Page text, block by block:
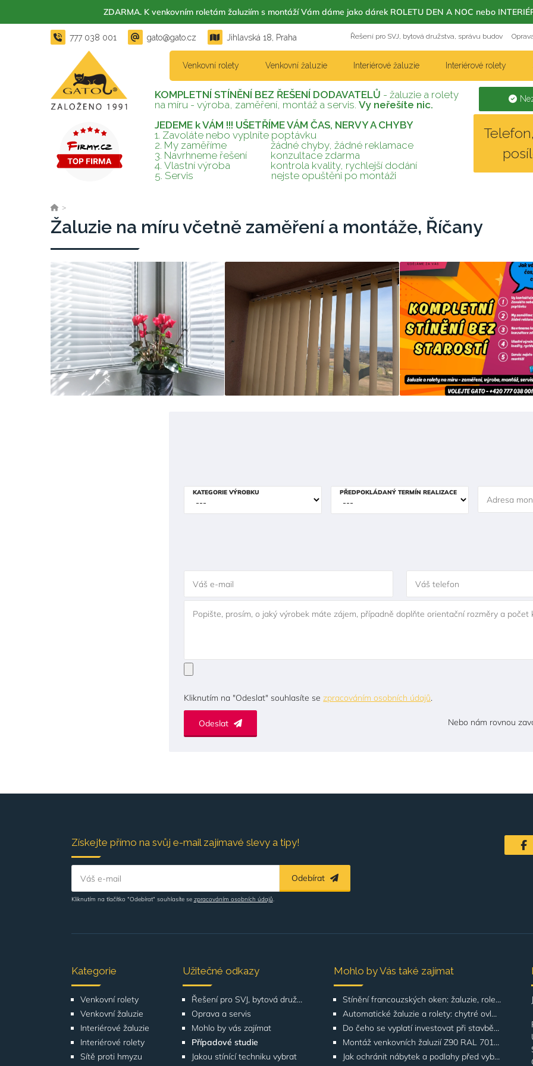
777 038 001 gato@gato.cz Jihlavská 18, Praha Řešení pro SVJ, bytová družstva, správu budov
Venkovní rolety Venkovní žaluzie Interiérové žaluzie Interiérové rolety
KOMPLETNÍ STÍNĚNÍ BEZ ŘEŠENÍ DODAVATELŮ - žaluzie a rolety
na míru - výroba, zaměření, montáž a servis. Vy neřešíte nic.
JEDEME k VÁM !!! UŠETŘÍME VÁM ČAS, NERVY A CHYBY
1. Zavoláte nebo vyplníte poptávku
2. My zaměříme
žádné chyby, žádné reklamace
3. Navrhneme řešení
konzultace zdarma
4. Vlastní výroba
kontrola kvality, rychlejší dodání
5. Servis nejste opuštěni po montáži
>
Žaluzie na míru včetně zaměření a montáže, Říčany
KATEGORIE VÝROBKU PŘEDPOKLÁDANÝ TERMÍN REALIZACE
Adresa
Váš e-mail Váš telefon
Popište, prosím, o jaký výrobek máte zájem, případně doplňte orientační rozměry a počet
Kliknutím na "Odeslat" souhlasíte sezpracováním osobních údajů.
Nebo nám rovnou
Odeslat
Získejte přímo na svůj e-mail zajímavé slevy a tipy!
Váš e-mail Odebírat
Kliknutím na tlačítko "Odebírat" souhlasíte se zpracováním osobních údajů.
Kategorie
Venkovní rolety
Venkovní žaluzie
Interiérové žaluzie
Interiérové rolety
Sítě proti hmyzu
Užitečné odkazy
Řešení pro SVJ, bytová družstva, správu budov
Oprava a servis
Mohlo by vás zajímat
Případové studie
Jakou stínící techniku vybrat
Mohlo by Vás také zajímat
Stínění francouzských oken: žaluzie, rolety, screeny | GATO
Automatické žaluzie a rolety: chytré ovládání | GATO
Do čeho se vyplatí investovat při stavbě domu? Odborníci upozorňují na stínění oken
Montáž venkovních žaluzií Z90 RAL 7016 na rodinných domech | Případová studie
Jak ochránit nábytek a podlahy před vyblednutím od slunce
ZDARMA. K venkovním roletám žaluziím s montáží Vám dáme jako dárek ROLETU DEN A NOC nebo